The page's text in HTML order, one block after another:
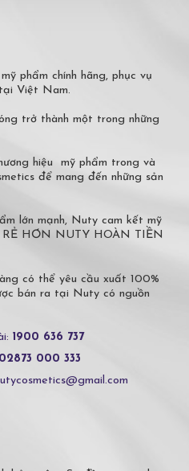
phẩm chính hãng, phục vụ
Việt Nam.
trở thành một trong những
hiệu mỹ phẩm trong và
để mang đến những sản
lớn mạnh, Nuty cam kết mỹ
RẺ HƠN NUTY HOÀN TIỀN
có thể yêu cầu xuất 100%
bán ra tại Nuty có nguồn
1900 636 737
02873 000 333